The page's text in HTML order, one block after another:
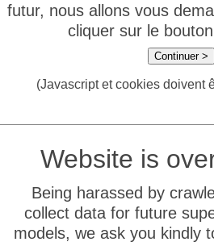
futur, nous allons vous
cliquer sur le
Continuer >
(Javascript et cookies doivent
Website is
Being harassed by
collect data for future
models, we ask you kindly